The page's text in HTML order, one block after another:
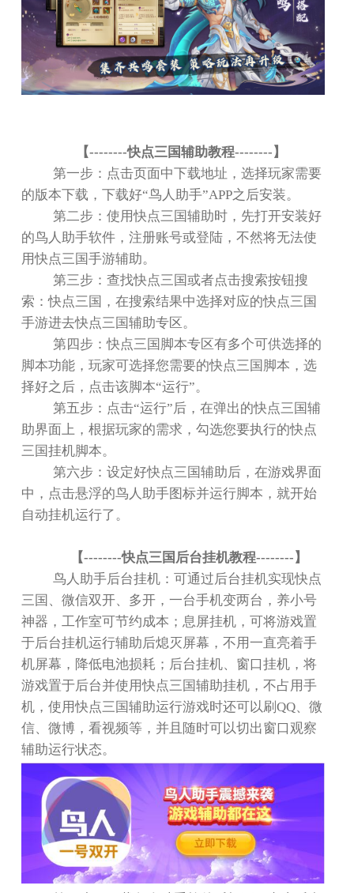
【--------快点三国辅助教程--------】
第一步：点击页面中下载地址，选择玩家需要
的版本下载，下载好“鸟人助手”APP之后安装。
第二步：使用快点三国辅助时，先打开安装好
的鸟人助手软件，注册账号或登陆，不然将无法使
用快点三国手游辅助。
第三步：查找快点三国或者点击搜索按钮搜
索：快点三国，在搜索结果中选择对应的快点三国
手游进去快点三国辅助专区。
第四步：快点三国脚本专区有多个可供选择的
脚本功能，玩家可选择您需要的快点三国脚本，选
择好之后，点击该脚本“运行”。
第五步：点击“运行”后，在弹出的快点三国辅
助界面上，根据玩家的需求，勾选您要执行的快点
三国挂机脚本。
第六步：设定好快点三国辅助后，在游戏界面
中，点击悬浮的鸟人助手图标并运行脚本，就开始
自动挂机运行了。
【--------快点三国后台挂机教程--------】
鸟人助手后台挂机：可通过后台挂机实现快点
三国、微信双开、多开，一台手机变两台，养小号
神器，工作室可节约成本；息屏挂机，可将游戏置
于后台挂机运行辅助后熄灭屏幕，不用一直亮着手
机屏幕，降低电池损耗；后台挂机、窗口挂机，将
游戏置于后台并使用快点三国辅助挂机，不占用手
机，使用快点三国辅助运行游戏时还可以刷QQ 、微
信、微博，看视频等，并且随时可以切出窗口观察
辅助运行状态。